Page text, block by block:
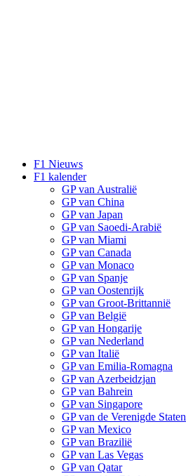
F1 Nieuws
F1 kalender
GP van Australië
GP van China
GP van Japan
GP van Saoedi-Arabië
GP van Miami
GP van Canada
GP van Monaco
GP van Spanje
GP van Oostenrijk
GP van Groot-Brittannië
GP van België
GP van Hongarije
GP van Nederland
GP van Italië
GP van Emilia-Romagna
GP van Azerbeidzjan
GP van Bahrein
GP van Singapore
GP van de Verenigde Staten
GP van Mexico
GP van Brazilië
GP van Las Vegas
GP van Qatar